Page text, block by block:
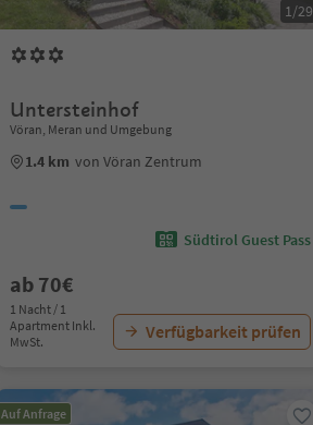
1/29
Untersteinhof
Vöran, Meran und Umgebung
1.4 km von Vöran Zentrum
Südtirol Guest Pass
ab 70€
1 Nacht / 1
Apartment Inkl.
MwSt.
Verfügbarkeit prüfen
Auf Anfrage